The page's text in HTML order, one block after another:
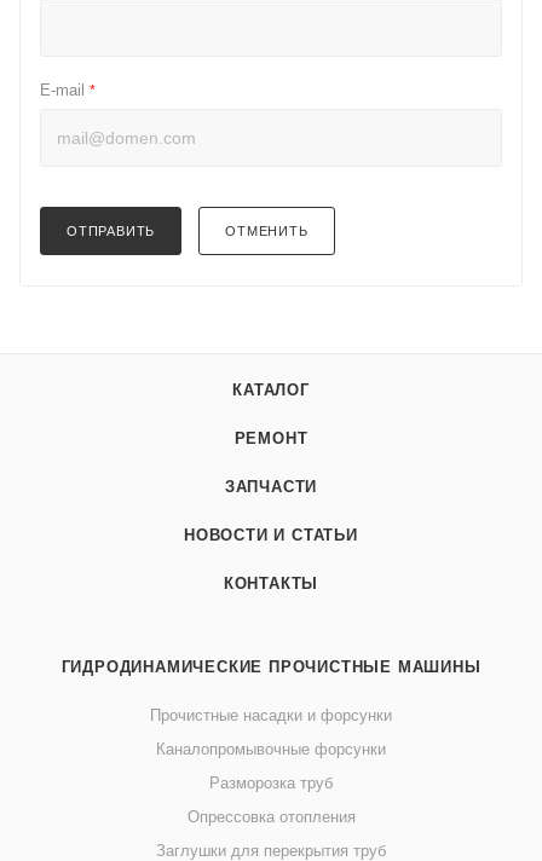
E-mail *
ОТПРАВИТЬ ОТМЕНИТЬ
КАТАЛОГ
РЕМОНТ
ЗАПЧАСТИ
НОВОСТИ И СТАТЬИ
КОНТАКТЫ
ГИДРОДИНАМИЧЕСКИЕ ПРОЧИСТНЫЕ МАШИНЫ
Прочистные насадки и форсунки
Каналопромывочные форсунки
Разморозка труб
Опрессовка отопления
Заглушки для перекрытия труб